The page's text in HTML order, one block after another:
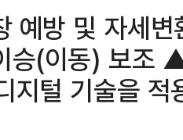
예방 및 자세
(이동) 보조
지털 기술을